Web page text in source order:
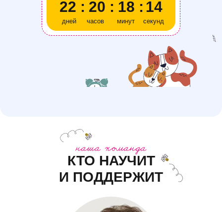
секунд
минут
часов
дней
:
: 13
18
20
22 :
КТО НАУЧИТ
И ПОДДЕРЖИТ